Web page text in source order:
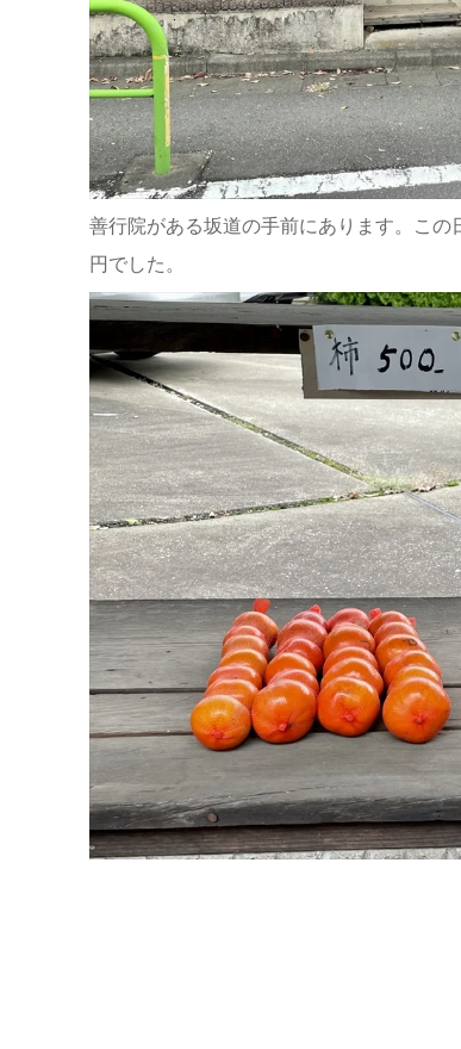
善行院がある坂道の手前にあります。こ
円でした。